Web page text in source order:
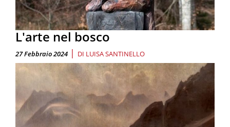
L'arte nel bosco
27 Febbraio 2024 | DI LUISA SANTINELLO